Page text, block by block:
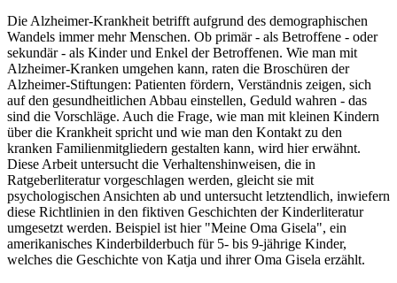
Die Alzheimer-Krankheit betrifft aufgrund des demographischen
Wandels immer mehr Menschen. Ob primär - als Betroffene - oder
sekundär - als Kinder und Enkel der Betroffenen. Wie man mit
Alzheimer-Kranken umgehen kann, raten die Broschüren der
Alzheimer-Stiftungen: Patienten fördern, Verständnis zeigen, sich
auf den gesundheitlichen Abbau einstellen, Geduld wahren - das
sind die Vorschläge. Auch die Frage, wie man mit kleinen Kindern
über die Krankheit spricht und wie man den Kontakt zu den
kranken Familienmitgliedern gestalten kann, wird hier erwähnt.
Diese Arbeit untersucht die Verhaltenshinweisen, die in
Ratgeberliteratur vorgeschlagen werden, gleicht sie mit
psychologischen Ansichten ab und untersucht letztendlich, inwiefern
diese Richtlinien in den fiktiven Geschichten der Kinderliteratur
umgesetzt werden. Beispiel ist hier "Meine Oma Gisela", ein
amerikanisches Kinderbilderbuch für 5- bis 9-jährige Kinder,
welches die Geschichte von Katja und ihrer Oma Gisela erzählt.